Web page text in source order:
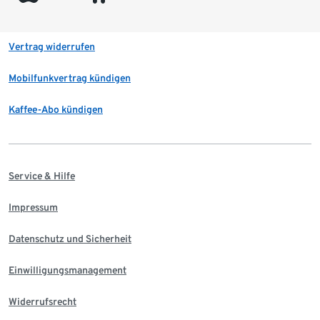
Vertrag widerrufen
Mobilfunkvertrag kündigen
Kaffee-Abo kündigen
Service & Hilfe
Impressum
Datenschutz und Sicherheit
Einwilligungsmanagement
Widerrufsrecht